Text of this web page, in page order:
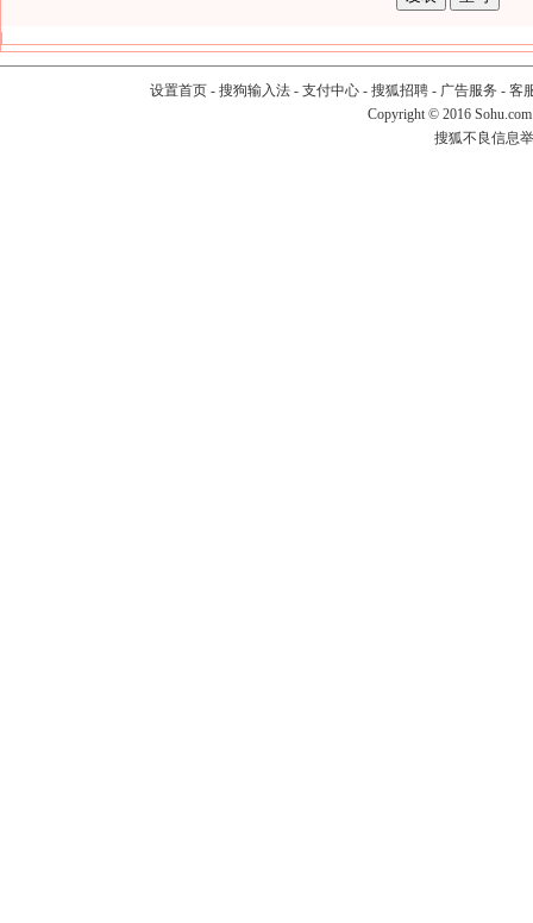
设置首页- 搜狗输入法- 支付中心- 搜狐招聘- 广告服务 - 客
Copyright © 2016
搜狐不良信息